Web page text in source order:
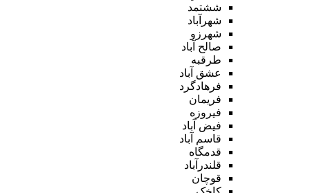
ششتمد
شهرآباد
شهرزو
صالح آباد
طرقبه
عشق آباد
فرهادگرد
فریمان
فیروزه
فیض آباد
قاسم آباد
قدمگاه
قلندرآباد
قوچان